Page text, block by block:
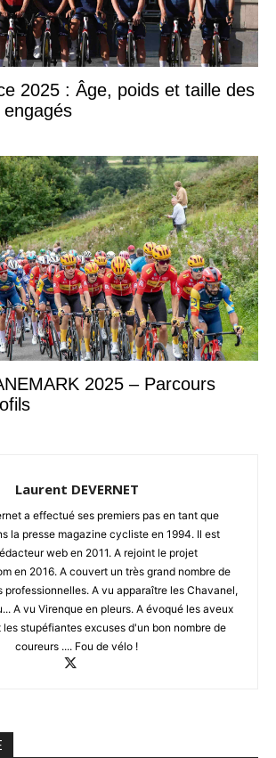
2025 : Âge, poids et taille des
2025 – Parcours
Laurent DEVERNET
a effectué ses premiers pas en tant que
la presse magazine cycliste en 1994. Il est
web en 2011. A rejoint le projet
en 2016. A couvert un très grand nombre de
A vu apparaître les Chavanel,
A vu Virenque en pleurs. A évoqué les aveux
les stupéfiantes excuses d'un bon nombre de
coureurs .... Fou de vélo !